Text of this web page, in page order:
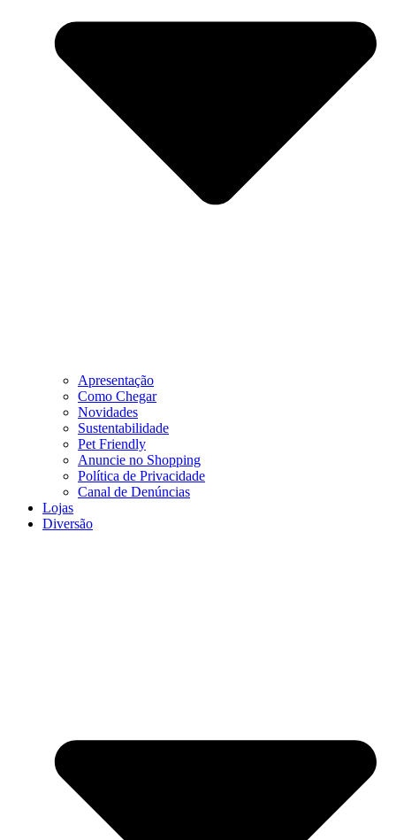
Apresentação
Como Chegar
Novidades
Sustentabilidade
Pet Friendly
Anuncie no Shopping
Política de Privacidade
Canal de Denúncias
Lojas
Diversão